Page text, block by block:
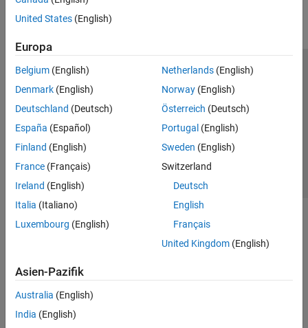
United States (English)
Europa
Belgium (English)
Denmark (English)
Deutschland (Deutsch)
España (Español)
Finland (English)
France (Français)
Ireland (English)
Italia (Italiano)
Luxembourg (English)
Netherlands(English)
Norway(English)
Österreich (Deutsch)
Portugal (English)
Sweden (English)
Switzerland
Deutsch
English
Français
United Kingdom(English)
Asien-Pazifik
Australia (English)
India (English)
Trust Center
Datenschutz-Richtlinien
Datendiebstahl verhindern
Status von Anwendungen
© 1994-2026 The MathWorks, Inc.
Website auswählen
Deutschland